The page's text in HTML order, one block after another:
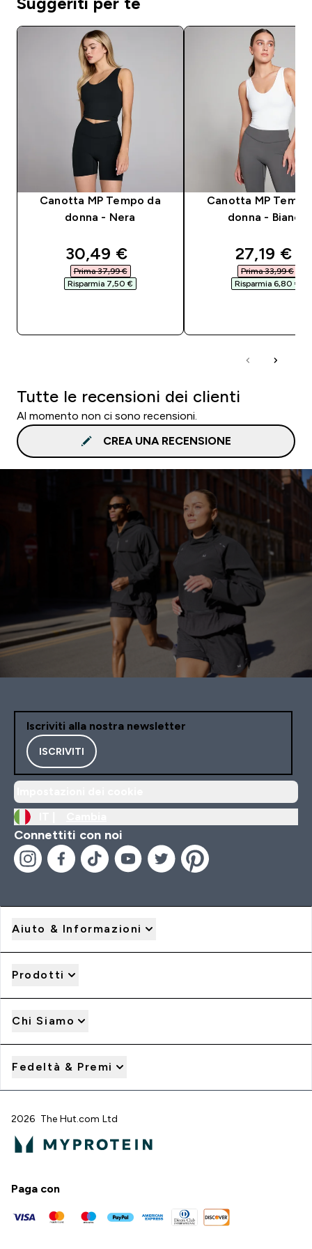
Canotta MP Tempo da
donna - Nera
discounted price
30,49 €‎
Prima 37,99 €‎
Risparmia 7,50 €‎
Canotta MP
donna - Bianca
27,19 €‎
Prima 33,99 €‎
Risparmia 6,80 €‎
Tutte le recensioni dei clienti
Al momento non ci sono recensioni.
CREA UNA RECENSIONE
Iscriviti alla nostra newsletter
ISCRIVITI
Connettiti con noi
Aiuto & Informazioni
Prodotti
Chi Siamo
Fedeltà & Premi
2026 The Hut.com Ltd
Paga con